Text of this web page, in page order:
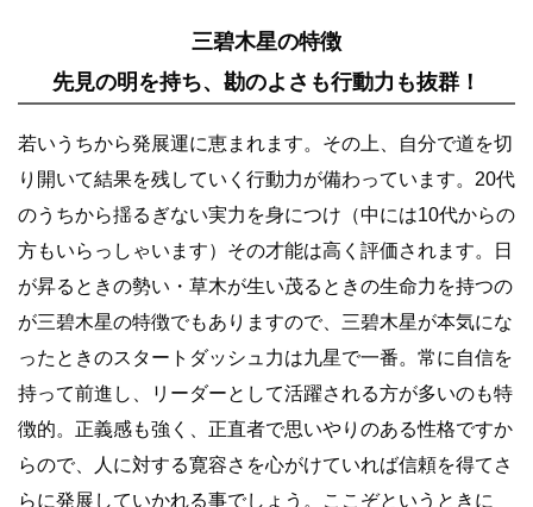
三碧木星の特徴
先見の明を持ち、勘のよさも行動力も抜群！
若いうちから発展運に恵まれます。その上、自分で道を切
り開いて結果を残していく行動力が備わっています。20代
のうちから揺るぎない実力を身につけ（中には10代からの
方もいらっしゃいます）その才能は高く評価されます。日
が昇るときの勢い・草木が生い茂るときの生命力を持つの
が三碧木星の特徴でもありますので、三碧木星が本気にな
ったときのスタートダッシュ力は九星で一番。常に自信を
持って前進し、リーダーとして活躍される方が多いのも特
徴的。正義感も強く、正直者で思いやりのある性格ですか
らので、人に対する寛容さを心がけていれば信頼を得てさ
らに発展していかれる事でしょう。ここぞというときに